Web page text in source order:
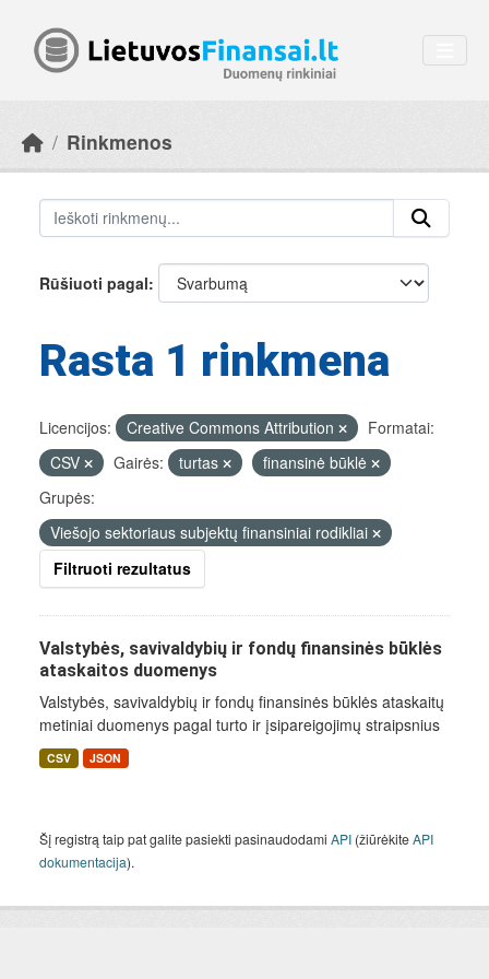
Rinkmenos
Rūšiuoti pagal
Rasta 1 rinkmena
Licencijos: Creative Commons Attribution
Formatai:
CSV
Gairės: turtas
finansinė būklė
Grupės:
Viešojo sektoriaus subjektų finansiniai rodikliai
Filtruoti rezultatus
Valstybės, savivaldybių ir fondų finansinės būklės
ataskaitos duomenys
Valstybės, savivaldybių ir fondų finansinės būklės ataskaitų
metiniai duomenys pagal turto ir įsipareigojimų straipsnius
CSV JSON
Šį registrą taip pat galite pasiekti pasinaudodami API (žiūrėkiteAPI
dokumentacija).